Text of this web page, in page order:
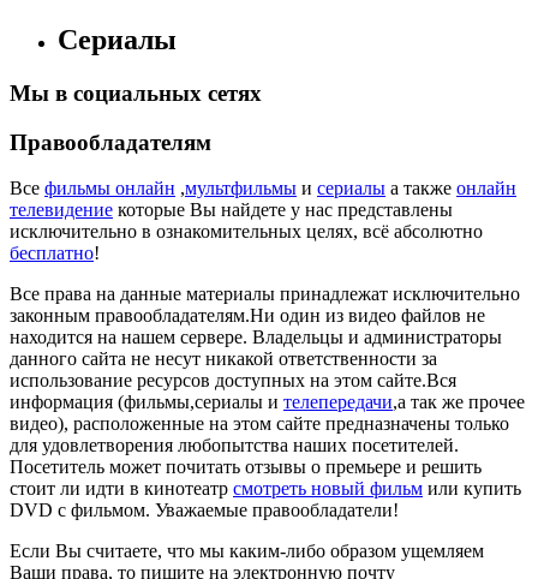
Сериалы
Мы в социальных сетях
Правообладателям
Все фильмы онлайн ,мультфильмы и сериалы а также онлайн
телевидение которые Вы найдете у нас представлены
исключительно в ознакомительных целях, всё абсолютно
бесплатно!
Все права на данные материалы принадлежат исключительно
законным правообладателям.Ни один из видео файлов не
находится на нашем сервере. Владельцы и администраторы
данного сайта не несут никакой ответственности за
использование ресурсов доступных на этом сайте.Вся
информация (фильмы,сериалы и телепередачи,а так же прочее
видео), расположенные на этом сайте предназначены только
для удовлетворения любопытства наших посетителей.
Посетитель может почитать отзывы о премьере и решить
стоит ли идти в кинотеатр смотреть новый фильм или купить
DVD с фильмом. Уважаемые правообладатели!
Если Вы считаете, что мы каким-либо образом ущемляем
Ваши права, то пишите на электронную почту